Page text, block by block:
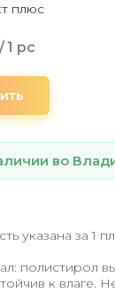
плюс
/1 pc
во
указана за 1
полистирол
к влаге.